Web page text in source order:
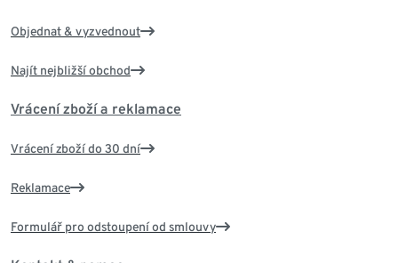
Objednat & vyzvednout
Najít nejbližší obchod
Vrácení zboží a reklamace
Vrácení zboží do 30 dní
Reklamace
Formulář pro odstoupení od smlouvy